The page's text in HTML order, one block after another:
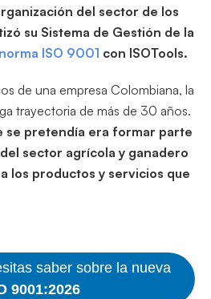
del sector de los
su Sistema de Gestión de la
norma ISO 9001 con ISOTools.
de una empresa Colombiana, la
trayectoria de más de 30 años.
se pretendía era formar parte
sector agrícola y ganadero
los productos y servicios que
saber sobre la nueva
9001:2026